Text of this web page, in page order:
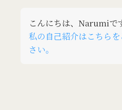
こんにちは、Narumiで
私の自己紹介はこちら
さい。